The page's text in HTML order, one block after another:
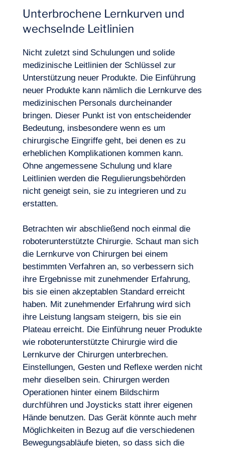
Unterbrochene Lernkurven und
wechselnde Leitlinien
Nicht zuletzt sind Schulungen und solide
medizinische Leitlinien der Schlüssel zur
Unterstützung neuer Produkte. Die Einführung
neuer Produkte kann nämlich die Lernkurve des
medizinischen Personals durcheinander
bringen. Dieser Punkt ist von entscheidender
Bedeutung, insbesondere wenn es um
chirurgische Eingriffe geht, bei denen es zu
erheblichen Komplikationen kommen kann.
Ohne angemessene Schulung und klare
Leitlinien werden die Regulierungsbehörden
nicht geneigt sein, sie zu integrieren und zu
erstatten.
Betrachten wir abschließend noch einmal die
roboterunterstützte Chirurgie. Schaut man sich
die Lernkurve von Chirurgen bei einem
bestimmten Verfahren an, so verbessern sich
ihre Ergebnisse mit zunehmender Erfahrung,
bis sie einen akzeptablen Standard erreicht
haben. Mit zunehmender Erfahrung wird sich
ihre Leistung langsam steigern, bis sie ein
Plateau erreicht. Die Einführung neuer Produkte
wie roboterunterstützte Chirurgie wird die
Lernkurve der Chirurgen unterbrechen.
Einstellungen, Gesten und Reflexe werden nicht
mehr dieselben sein. Chirurgen werden
Operationen hinter einem Bildschirm
durchführen und Joysticks statt ihrer eigenen
Hände benutzen. Das Gerät könnte auch mehr
Möglichkeiten in Bezug auf die verschiedenen
Bewegungsabläufe bieten, so dass sich die